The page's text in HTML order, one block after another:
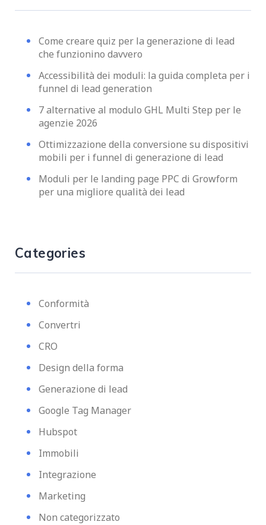
Come creare quiz per la generazione di lead
che funzionino davvero
Accessibilità dei moduli: la guida completa per i
funnel di lead generation
7 alternative al modulo GHL Multi Step per le
agenzie 2026
Ottimizzazione della conversione su dispositivi
mobili per i funnel di generazione di lead
Moduli per le landing page PPC di Growform
per una migliore qualità dei lead
Categories
Conformità
Convertri
CRO
Design della forma
Generazione di lead
Google Tag Manager
Hubspot
Immobili
Integrazione
Marketing
Non categorizzato